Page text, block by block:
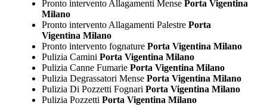
Pronto intervento Allagamenti MensePorta Vigentina
Milano
Pronto intervento Allagamenti PalestrePorta
Vigentina Milano
Pronto intervento fognaturePorta Vigentina Milano
Pulizia Camini Porta Vigentina Milano
Pulizia Canne FumariePorta Vigentina Milano
Pulizia Degrassatori MensePorta Vigentina Milano
Pulizia Di Pozzetti Fognari Porta Vigentina Milano
Pulizia Pozzetti Porta Vigentina Milano